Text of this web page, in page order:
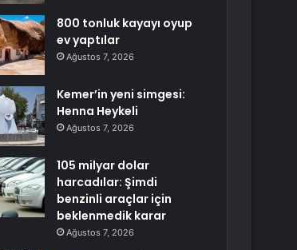
800 tonluk kayayı oyup
ev yaptılar
Ağustos 7, 2026
Kemer’in yeni simgesi:
Henna Heykeli
Ağustos 7, 2026
105 milyar dolar
harcadılar: Şimdi
benzinli araçlar için
beklenmedik karar
Ağustos 7, 2026